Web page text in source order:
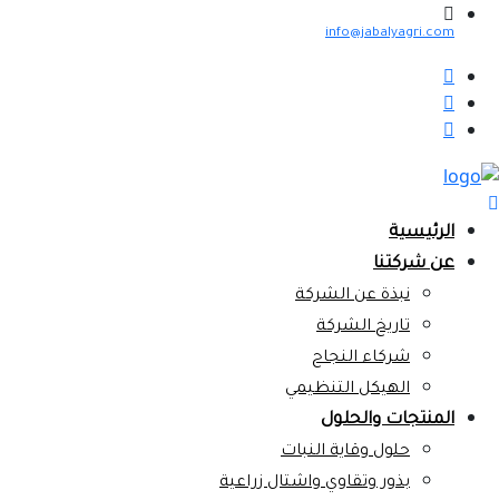
info@jabalyagri.com
الرئيسية
عن شركتنا
نبذة عن الشركة
تاريخ الشركة
شركاء النجاح
الهيكل التنظيمي
المنتجات والحلول
حلول وقاية النبات
بذور وتقاوي واشتال زراعية